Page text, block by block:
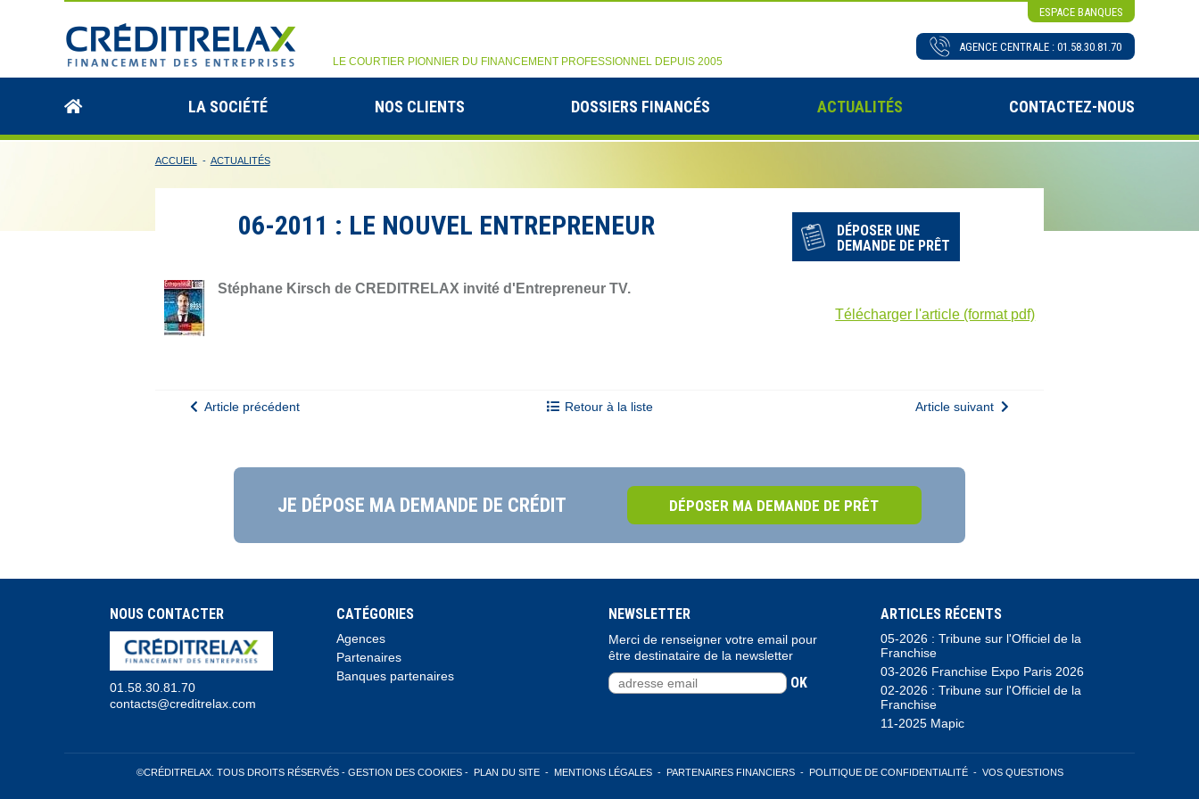
ESPACE BANQUES
LE COURTIER PIONNIER DU FINANCEMENT PROFESSIONNEL DEPUIS 2005
AGENCE CENTRALE : 01.58.30.81.70
LA SOCIÉTÉ NOS CLIENTS DOSSIERS FINANCÉS ACTUALITÉS CONTACTEZ-NOUS
ACCUEIL - ACTUALITÉS
06-2011 : LE NOUVEL ENTREPRENEUR
DÉPOSER UNE
DEMANDE DE PRÊT
Stéphane Kirsch de CREDITRELAX invité d'Entrepreneur TV.
Télécharger l'article (format pdf)
Article précédent Retour à la liste Article suivant
JE DÉPOSE MA DEMANDE DE CRÉDIT DÉPOSER MA DEMANDE DE PRÊT
NOUS CONTACTER
01.58.30.81.70
contacts@creditrelax.com
CATÉGORIES
Agences
Partenaires
Banques partenaires
NEWSLETTER
Merci de renseigner votre email pour
être destinataire de la newsletter
OK
ARTICLES RÉCENTS
05-2026 : Tribune sur l'Officiel de la
Franchise
03-2026 Franchise Expo Paris 2026
02-2026 : Tribune sur l'Officiel de la
Franchise
11-2025 Mapic
©CRÉDITRELAX. TOUS DROITS RÉSERVÉS - GESTION DES COOKIES- PLAN DU SITE- MENTIONS LÉGALES- PARTENAIRES FINANCIERS- POLITIQUE DE CONFIDENTIALITÉ- VOS QUESTIONS